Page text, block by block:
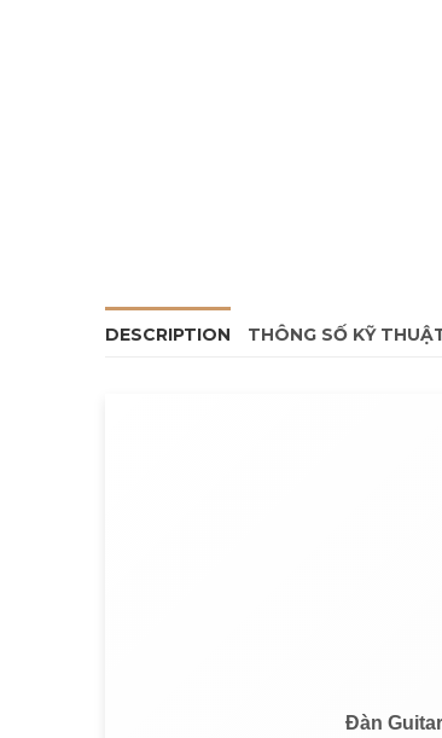
DESCRIPTION THÔNG SỐ KỸ
Đàn